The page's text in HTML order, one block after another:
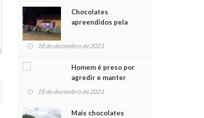
Chocolates
apreendidos pela
para crianças na
18 de dezembro de 2021
Homem é preso por
agredir e manter
mulher em cárcere
18 de dezembro de 2021
Mais chocolates